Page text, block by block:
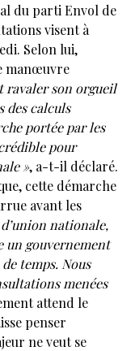
du parti Envol de
visent à
Selon lui,
manœuvre
ravaler son orgueil
des calculs
portée par les
pour
», a-t-il déclaré.
cette démarche
avant les
d’union nationale,
un gouvernement
temps. Nous
menées
attend le
penser
ne veut se